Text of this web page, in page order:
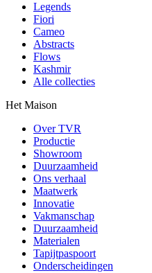
Legends
Fiori
Cameo
Abstracts
Flows
Kashmir
Alle collecties
Het Maison
Over TVR
Productie
Showroom
Duurzaamheid
Ons verhaal
Maatwerk
Innovatie
Vakmanschap
Duurzaamheid
Materialen
Tapijtpaspoort
Onderscheidingen